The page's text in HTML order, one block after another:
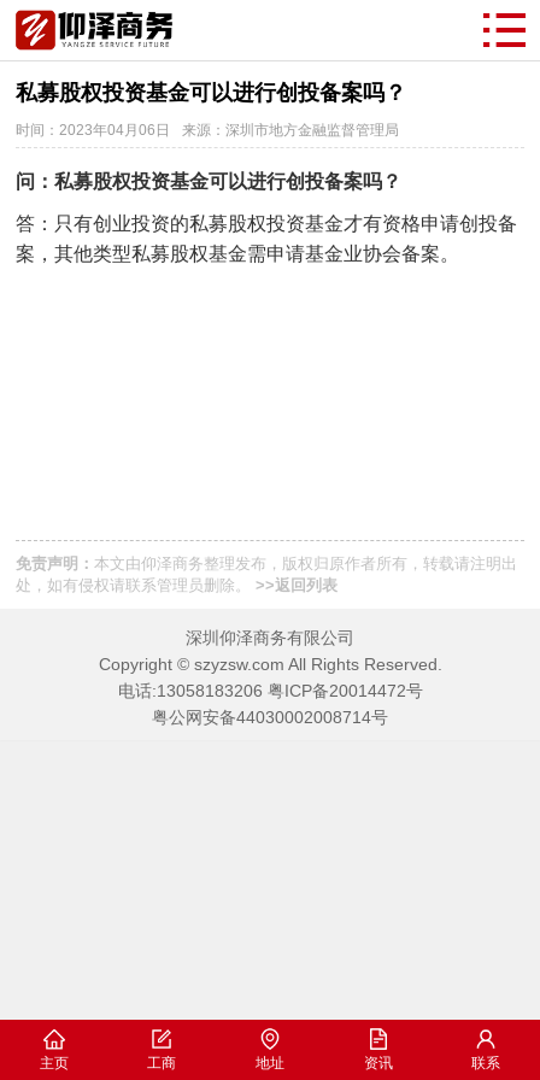
私募股权投资基金可以进行创投备案吗？
时间：2023年04月06日 来源：深圳市地方金融监督管理局
问：私募股权投资基金可以进行创投备案吗？
答：只有创业投资的私募股权投资基金才有资格申请创投备
案，其他类型私募股权基金需申请基金业协会备案。
免责声明：本文由仰泽商务整理发布，版权归原作者所有，转载请注明出
处，如有侵权请联系管理员删除。>>返回列表
深圳仰泽商务有限公司
Copyright © szyzsw.com All Rights Reserved.
电话:13058183206 粤ICP备20014472号
粤公网安备44030002008714号
主页 工商 地址 资讯 联系